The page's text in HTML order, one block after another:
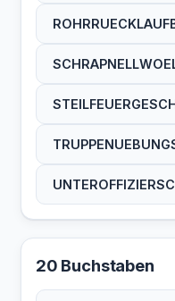
VORGESETZTER
20 Buchstaben